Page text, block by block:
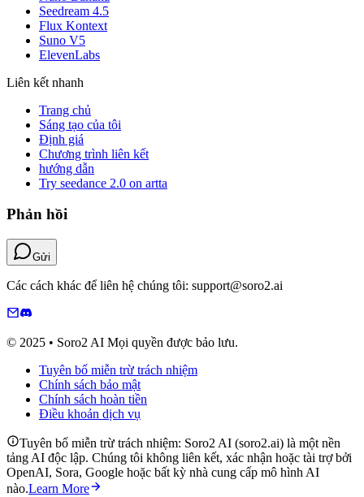
Seedream 4.5
Flux Kontext
Suno V5
ElevenLabs
Liên kết nhanh
Trang chủ
Sáng tạo của tôi
Định giá
Chương trình liên kết
hướng dẫn
Try seedance 2.0 on artta
Phản hồi
Gửi
Các cách khác để liên hệ chúng tôi: support@soro2.ai
© 2025 • Soro2 AI Mọi quyền được bảo lưu.
Tuyên bố miễn trừ trách nhiệm
Chính sách bảo mật
Chính sách hoàn tiền
Điều khoản dịch vụ
Tuyên bố miễn trừ trách nhiệm: Soro2 AI (soro2.ai) là một nền
tảng AI độc lập. Chúng tôi không liên kết, xác nhận hoặc tài trợ bởi
OpenAI, Sora, Google hoặc bất kỳ nhà cung cấp mô hình AI
nào.Learn More